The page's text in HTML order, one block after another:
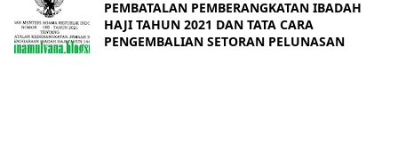
PEMBATALAN PEMBERANGKATAN IBADAH
HAJI TAHUN 2021 DAN TATA CARA
PENGEMBALIAN SETORAN PELUNASAN